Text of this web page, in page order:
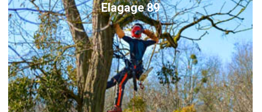
Elagage 89